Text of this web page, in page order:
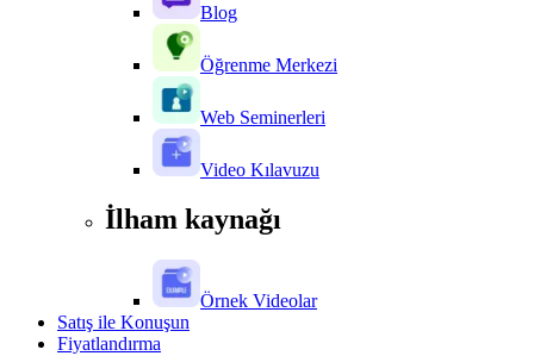
Blog
Öğrenme Merkezi
Web Seminerleri
Video Kılavuzu
İlham kaynağı
Örnek Videolar
Satış ile Konuşun
Fiyatlandırma